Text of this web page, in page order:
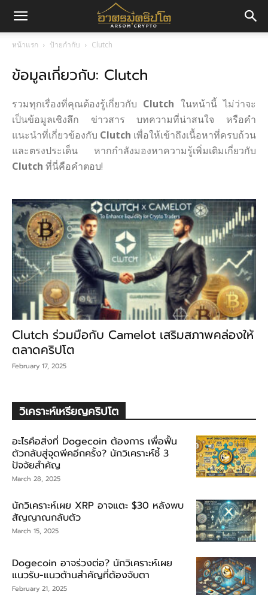
มค
ปโต
หน้าแรก ป้ายกำกับ Clutch
ข้อมูลเกี่ยวกับ: Clutch
รวมทุกเรื่องที่คุณต้องรู้เกี่ยวกับ Clutch ในหน้านี้ ไม่ว่าจะ
เป็นข้อมูลเชิงลึก ข่าวสาร บทความที่น่าสนใจ หรือคำ
แนะนำที่เกี่ยวข้องกับ Clutch เพื่อให้เข้าถึงเนื้อหาที่ครบถ้วน
และตรงประเด็น หากกำลังมองหาความรู้เพิ่มเติมเกี่ยวกับ
Clutch ที่นี่คือคำตอบ!
Clutch ร่วมมือกับ Camelot เสริมสภาพคล่องให้
ตลาดคริปโต
February 17, 2025
วิเคราะห์เหรียญคริปโต
อะไรคือสิ่งที่ Dogecoin ต้องการ เพื่อฟื้น
ตัวกลับสู่จุดพีคอีกครั้ง? นักวิเคราะห์ชี้ 3
ปัจจัยสำคัญ
March 28, 2025
นักวิเคราะห์เผย XRP อาจแตะ $30 หลังพบ
สัญญาณกลับตัว
March 15, 2025
Dogecoin อาจร่วงต่อ? นักวิเคราะห์เผย
แนวรับ-แนวต้านสำคัญที่ต้องจับตา
February 21, 2025